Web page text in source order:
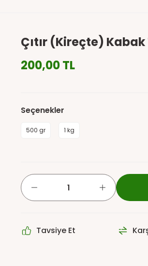
Çıtır (Kireçte) Kabak
200,00 TL
Seçenekler
500 gr 1 kg
Tavsiye Et